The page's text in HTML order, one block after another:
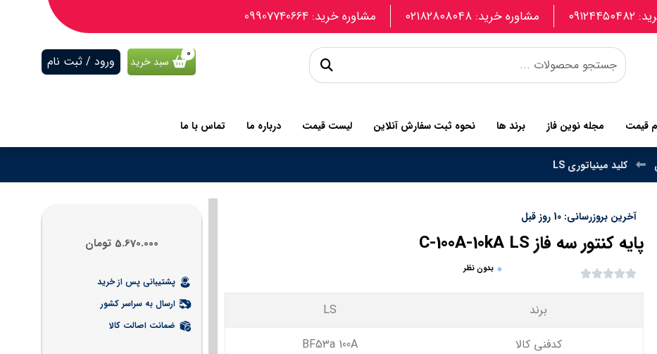
مشاوره خرید: 09907740664 مشاوره خرید: ۰۲۱۸۲۸۰۸۰۴۸
ورود / ثبت نام سبد خرید
قیمت مجله نوین فاز برند ها نحوه ثبت سفارش آنلاین لیست قیمت درباره ما تماس با ما
کلید مینیاتوری LS
آخرین بروزرسانی: 10 روز قبل
پایه کنتور سه فاز C-100A-10kA LS
بدون نظر
برند
LS
کدفنی کالا
BF53a 100A
5.670.000 تومان
پشتیبانی پس از خرید
ارسال به سراسر کشور
ضمانت اصالت کالا